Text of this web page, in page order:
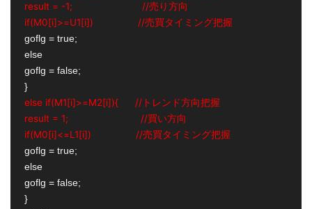
result = -1;                         //売り方向
if(M0[i]>=U1[i])                //売買タイミング把握
goflg = true;
else
goflg = false;
else if(M1[i]>=M2[i]){      //トレンド方向把握
result = 1;                          //買い方向
if(M0[i]<=L1[i])                //売買タイミング把握
goflg = true;
else
goflg = false;
}